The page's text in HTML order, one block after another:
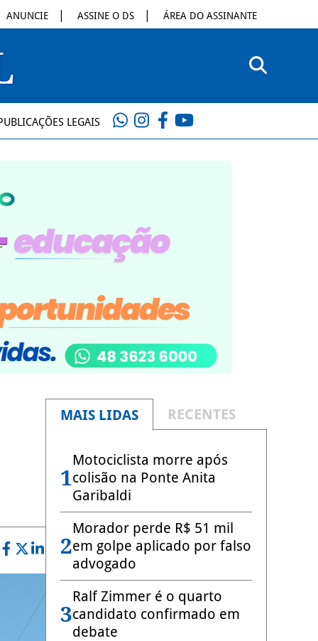
ANUNCIE ASSINE O DS ÁREA DO ASSINANTE
LEGAIS
MAIS LIDAS RECENTES
1
Motociclista morre após
colisão na Ponte Anita
Garibaldi
2
Morador perde R$ 51 mil
em golpe aplicado por falso
advogado
3
Ralf Zimmer é o quarto
candidato confirmado em
debate